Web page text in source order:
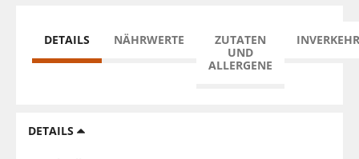
DETAILS NÄHRWERTE
ZUTATEN
UND
ALLERGENE
DETAILS